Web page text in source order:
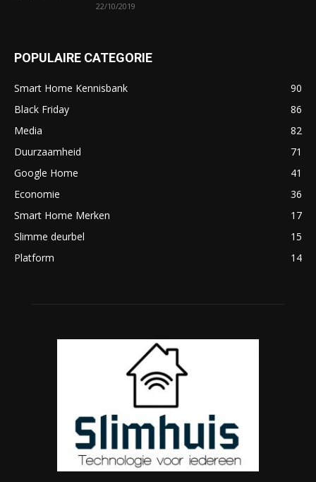
22/10/2019
POPULAIRE CATEGORIE
Smart Home Kennisbank
90
Black Friday
86
Media
82
Duurzaamheid
71
Google Home
41
Economie
36
Smart Home Merken
17
Slimme deurbel
15
Platform
14